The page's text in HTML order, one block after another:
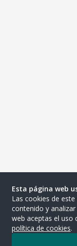
Esta página web
Las cookies de
contenido y
web aceptas el uso
política de cookies.